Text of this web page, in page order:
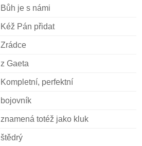
Bůh je s námi
Kéž Pán přidat
Zrádce
z Gaeta
Kompletní, perfektní
bojovník
znamená totéž jako kluk
štědrý